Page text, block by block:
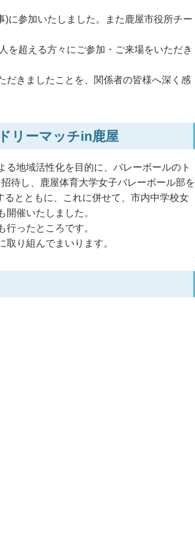
に参加いたしました。また鹿屋市役所チー
を超える方々にご参加・ご来場をいただき
だきましたことを、関係者の皆様へ深く感
リーマッチin鹿屋
地域活性化を目的に、バレーボールのト
待し、鹿屋体育大学女子バレーボール部を
とともに、これに併せて、市内中学校女
催いたしました。
ったところです。
り組んでまいります。